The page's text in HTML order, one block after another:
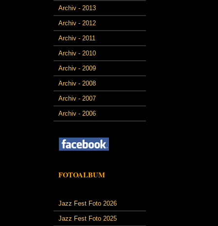
Archiv - 2013
Archiv - 2012
Archiv - 2011
Archiv - 2010
Archiv - 2009
Archiv - 2008
Archiv - 2007
Archiv - 2006
FOTOALBUM
Jazz Fest Foto 2026
Jazz Fest Foto 2025